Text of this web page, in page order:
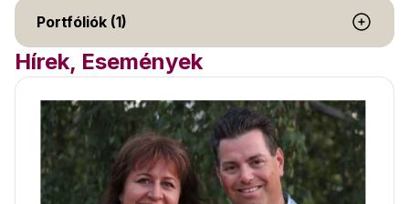
Portfóliók (1)
Hírek, Események